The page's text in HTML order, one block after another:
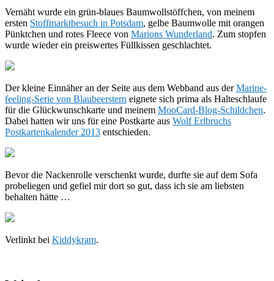
Vernäht wurde ein grün-blaues Baumwollstöffchen, von meinem
ersten Stoffmarktbesuch in Potsdam, gelbe Baumwolle mit orangen
Pünktchen und rotes Fleece von Marions Wunderland. Zum stopfen
wurde wieder ein preiswertes Füllkissen geschlachtet.
Der kleine Einnäher an der Seite aus dem Webband aus derMarine-
feeling-Serie von Blaubeerstern eignete sich prima als Halteschlaufe
für die Glückwunschkarte und meinem MooCard-Blog-Schildchen.
Dabei hatten wir uns für eine Postkarte aus Wolf Erlbruchs
Postkartenkalender 2013 entschieden.
Bevor die Nackenrolle verschenkt wurde, durfte sie auf dem Sofa
probeliegen und gefiel mir dort so gut, dass ich sie am liebsten
behalten hätte …
Verlinkt bei Kiddykram.